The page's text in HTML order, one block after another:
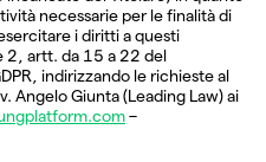
necessarie per le finalità di
i diritti a questi
2, artt. da 15 a 22 del
indirizzando le richieste al
Angelo Giunta (Leading Law) ai
–